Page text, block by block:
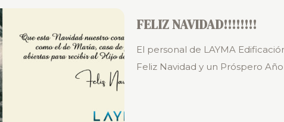
FELIZ NAVIDAD!!!!!!!!
El personal de LAYMA
Feliz Navidad y un Próspero